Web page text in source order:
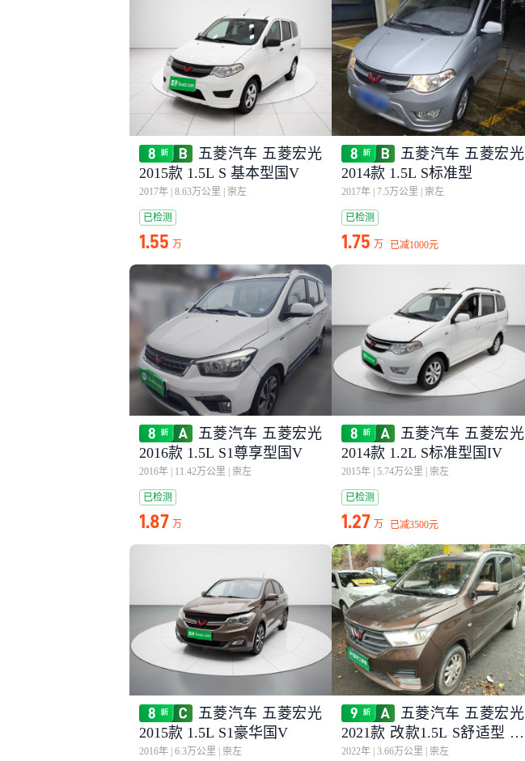
五菱汽车 五菱宏光
2015款 1.5L S 基本型国V
2017年 8.63万公里 崇左
已检测
1.55 万
五菱汽车 五菱宏光
2014款 1.5L S标准型
2017年 7.5万公里 崇左
已检测
1.75 万 已减1000元
五菱汽车 五菱宏光
2016款 1.5L S1尊享型国V
2016年 11.42万公里 崇左
已检测
1.87 万
五菱汽车 五菱宏光
2014款 1.2L S标准型国IV
2015年 5.74万公里 崇左
已检测
1.27 万 已减3500元
五菱汽车 五菱宏光
2015款 1.5L S1豪华国V
2016年 6.3万公里 崇左
五菱汽车 五菱宏光
2021款 改款1.5L S舒适型 电
动助力LAR
2022年 3.66万公里 崇左